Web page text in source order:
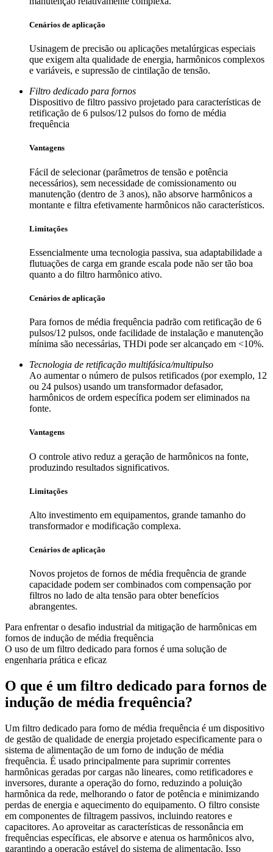
Cenários de aplicação
Usinagem de precisão ou aplicações metalúrgicas especiais
que exigem alta qualidade de energia, harmônicos complexos
e variáveis, e supressão de cintilação de tensão.
Filtro dedicado para fornos
Dispositivo de filtro passivo projetado para características de
retificação de 6 pulsos/12 pulsos do forno de média
frequência
Vantagens
Fácil de selecionar (parâmetros de tensão e potência
necessários), sem necessidade de comissionamento ou
manutenção (dentro de 3 anos), não absorve harmônicos a
montante e filtra efetivamente harmônicos não característicos.
Limitações
Essencialmente uma tecnologia passiva, sua adaptabilidade a
flutuações de carga em grande escala pode não ser tão boa
quanto a do filtro harmônico ativo.
Cenários de aplicação
Para fornos de média frequência padrão com retificação de 6
pulsos/12 pulsos, onde facilidade de instalação e manutenção
mínima são necessárias, THDi pode ser alcançado em <10%.
Tecnologia de retificação multifásica/multipulso
Ao aumentar o número de pulsos retificados (por exemplo, 12
ou 24 pulsos) usando um transformador defasador,
harmônicos de ordem específica podem ser eliminados na
fonte.
Vantagens
O controle ativo reduz a geração de harmônicos na fonte,
produzindo resultados significativos.
Limitações
Alto investimento em equipamentos, grande tamanho do
transformador e modificação complexa.
Cenários de aplicação
Novos projetos de fornos de média frequência de grande
capacidade podem ser combinados com compensação por
filtros no lado de alta tensão para obter benefícios
abrangentes.
Para enfrentar o desafio industrial da mitigação de harmônicas em
fornos de indução de média frequência
O uso de um filtro dedicado para fornos é uma solução de
engenharia prática e eficaz
O que é um filtro dedicado para fornos de
indução de média frequência?
Um filtro dedicado para forno de média frequência é um dispositivo
de gestão de qualidade de energia projetado especificamente para o
sistema de alimentação de um forno de indução de média
frequência. É usado principalmente para suprimir correntes
harmônicas geradas por cargas não lineares, como retificadores e
inversores, durante a operação do forno, reduzindo a poluição
harmônica da rede, melhorando o fator de potência e minimizando
perdas de energia e aquecimento do equipamento. O filtro consiste
em componentes de filtragem passivos, incluindo reatores e
capacitores. Ao aproveitar as características de ressonância em
frequências específicas, ele absorve e atenua os harmônicos alvo,
garantindo a operação estável do sistema de alimentação. Isso